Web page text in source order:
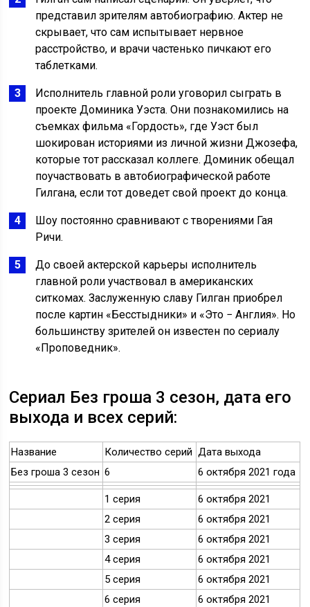
представил зрителям автобиографию. Актер не
скрывает, что сам испытывает нервное
расстройство, и врачи частенько пичкают его
таблетками.
Исполнитель главной роли уговорил сыграть в
проекте Доминика Уэста. Они познакомились на
съемках фильма «Гордость», где Уэст был
шокирован историями из личной жизни Джозефа,
которые тот рассказал коллеге. Доминик обещал
поучаствовать в автобиографической работе
Гилгана, если тот доведет свой проект до конца.
Шоу постоянно сравнивают с творениями Гая
Ричи.
До своей актерской карьеры исполнитель
главной роли участвовал в американских
ситкомах. Заслуженную славу Гилган приобрел
после картин «Бесстыдники» и «Это − Англия». Но
большинству зрителей он известен по сериалу
«Проповедник».
Сериал Без гроша 3 сезон, дата его
выхода и всех серий:
Название Количество серий Дата выхода
Без гроша 3 сезон 6 6 октября 2021 года
1 серия
6 октября 2021
2 серия
6 октября 2021
3 серия
6 октября 2021
4 серия
6 октября 2021
5 серия
6 октября 2021
6 серия
6 октября 2021